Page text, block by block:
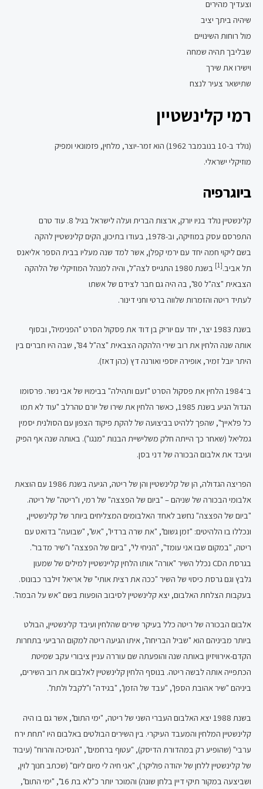
וצעדיך מהירים
שיהיה ביתך יציב
מול רוחות השינויים
שבליבך תהיה שמחה
וישירו את שירך
שתישאר צעיר לנצח
רמי קלינשטיין
(נולד ב-10 בנובמבר 1962) הוא זמר-יוצר, מלחין, פזמונאי ומפיק
מוזיקלי ישראלי.
ביוגרפיה
קלינשטיין נולד בניו יורק, ארצות הברית ועלה לישראל בגיל 8. עוד טרם
התפרסם עסק במוזיקה, וב-1978, בעודו בתיכון, הקים קלינשטיין להקה
בשם ליקוי חמה יחד עם ירמי קפלן, אשר למד שנה מעליו בבית הספר אליאנס
תל אביב.[1]
בשנת 1980 התגייס לצה"ל, והיה למנהל המוזיקלי של הלהקה
הצבאית "צה"ל 80", בה היה גם חבר לצידם של אשתו
לעתיד ריטה והזמרות שלווה ברטי וחני דינור.
בשנת 1983 יצר, יחד עם יוריק בן דוד את פסקול הסרט "הפנימיה", ובסוף
אותה שנה הלחין את רוב שירי הלהקה הצבאית "צה"ל 84", שבה היו חברים בין
היתר יובל זמיר, אופירה יוספי ואורנה דץ (כהן דאז).
ב־1984 הלחין את פסקול הסרט "זעם ותהילה" בבימויו של אבי נשר. פרסומו
הגדול הגיע בשנת 1985, כאשר הלחין את שירו של יורם טהרלב "עוד לא תמו
כל פלאייך", שהפך ללהיט בביצועה של להקת פיקוד הצפון עם הסולנית יסמין
גמליאל (שאחר כך הייתה חלק משלישיית הבנות "מנגו"). באותה שנה אף הפיק
ועיבד את אלבום הבכורה של דני בסן.
הפריצה הגדולה, הן של קלינשטיין והן של ריטה, הגיעה בשנת 1986 עם הוצאת
אלבומי הבכורה של שניהם – "ביום של הפצצה" של רמי, ו"ריטה" של ריטה.
"ביום של הפצצה" נחשב לאחד האלבומים המצליחים ביותר של קלינשטיין,
ונכללו בו הלהיטים: "זמן גשום", "את שרה ברדיו", "אש", "שבועה" בדואט עם
ריטה, "במקום שבו אני עומד", "הניחי לי", "ביום של הפצצה" ו"שיר מדבר".
בגרסת הCD נכלל השיר "אורה" אותו הלחין קליינשטיין למילים של שמעון
גלבץ וגם גרסת כיסוי של השיר "ככה את רצית אותי" של אריאל זילבר כבונוס.
בעקבות הצלחת האלבום, יצא קלינשטיין לסיבוב הופעות בשם "אש על הבמה".
אלבום הבכורה של ריטה כלל בעיקר שירים שהלחין ועיבד קלינשטיין, הבולט
ביותר מביניהם הוא "שביל הבריחה", איתו הגיעה ריטה למקום הרביעי בתחרות
הקדם-אירוויזיון באותה שנה והופעתה שם עוררה עניין ציבורי עקב שמיטת
הכתפייה אותה לבשה ריטה. בנוסף הלחין קלינשטיין לאלבום את רוב השירים,
ביניהם "שיר אהובת הספן", "עבד של הזמן", "בגידה" ו"לקבל ולתת".
בשנת 1988 יצא האלבום העברי השני של ריטה, "ימי התום", אשר גם בו היה
קלינשטיין המלחין והמעבד העיקרי. בין השירים הבולטים באלבום היו "תחת ירח
ערבי" (שהופיע רק במהדורת הדיסק), "עטוף ברחמים", "הנסיכה והרוח" (עיבוד
של קלינשטיין ללחן של יהודה פוליקר), "אני חיה לי מיום ליום" (שכתב חנוך לוין,
ושביצעה במקור תיקי דיין בלחן שונה) והמוכר יותר כ"לא בת 16", "ימי התום",